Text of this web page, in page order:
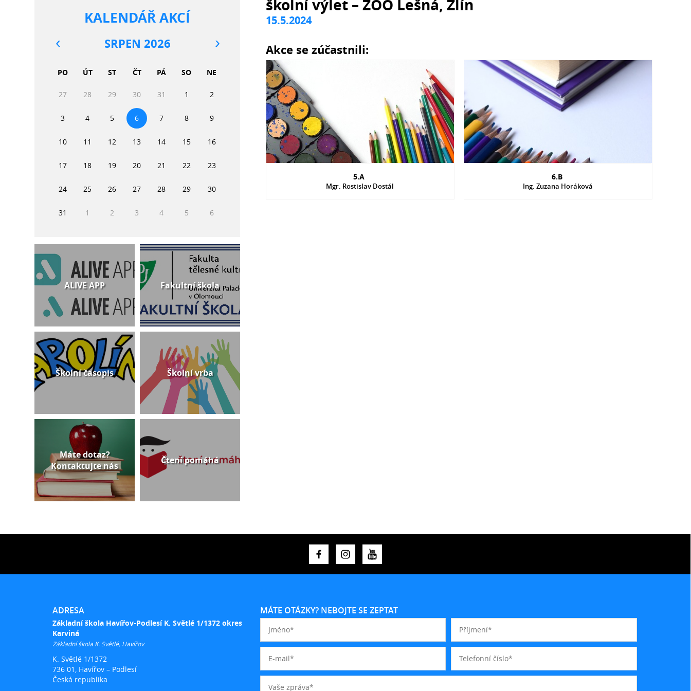
školní výlet – ZOO Lešná, Zlín
15.5.2024
Akce se zúčastnili:
5.A
Mgr. Rostislav Dostál
6.B
Ing. Zuzana Horáková
KALENDÁŘ AKCÍ
SRPEN 2026
PO ÚT ST ČT PÁ SO NE
27 28 29 30 31 1 2
3 4 5 6 7 8 9
10 11 12 13 14 15 16
17 18 19 20 21 22 23
24 25 26 27 28 29 30
31 1 2 3 4 5 6
ALIVE APP Fakultní škola
Školní časopis Školní vrba
Máte dotaz?
Kontaktujte nás
Čtení pomáhá
ADRESA
Základní škola Havířov-Podlesí K. Světlé 1/1372 okres
Karviná
Základní škola K. Světlé, Havířov
K. Světlé 1/1372
736 01, Havířov – Podlesí
Česká republika
MÁTE OTÁZKY? NEBOJTE SE ZEPTAT